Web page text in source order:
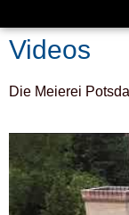
Videos
Die Meierei